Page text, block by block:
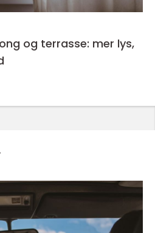
og terrasse: mer lys,